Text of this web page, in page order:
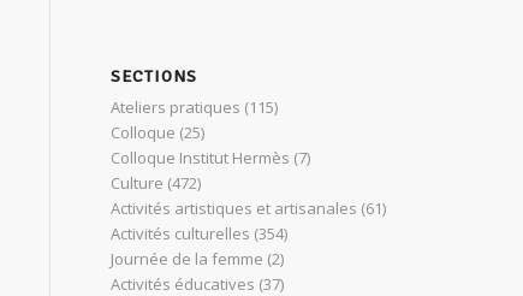
SECTIONS
Ateliers pratiques (115)
Colloque (25)
Colloque Institut Hermès (7)
Culture (472)
Activités artistiques et artisanales (61)
Activités culturelles (354)
Journée de la femme (2)
Activités éducatives (37)